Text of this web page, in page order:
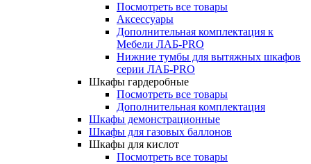
Посмотреть все товары
Аксессуары
Дополнительная комплектация к
Мебели ЛАБ-PRO
Нижние тумбы для вытяжных шкафов
серии ЛАБ-PRO
Шкафы гардеробные
Посмотреть все товары
Дополнительная комплектация
Шкафы демонстрационные
Шкафы для газовых баллонов
Шкафы для кислот
Посмотреть все товары